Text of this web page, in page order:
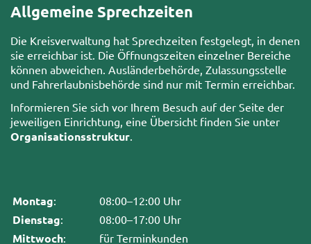
Allgemeine Sprechzeiten
Die Kreisverwaltung hat Sprechzeiten festgelegt, in denen
sie erreichbar ist. Die Öffnungszeiten einzelner Bereiche
können abweichen. Ausländerbehörde, Zulassungsstelle
und Fahrerlaubnisbehörde sind nur mit Termin erreichbar.
Informieren Sie sich vor Ihrem Besuch auf der Seite der
jeweiligen Einrichtung, eine Übersicht finden Sie unter
Organisationsstruktur
Montag: 08:00–12:00 Uhr
Dienstag: 08:00–17:00 Uhr
Mittwoch: für Terminkunden